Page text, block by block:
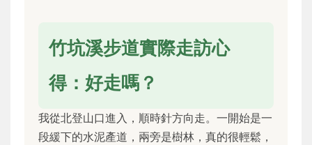
竹坑溪步道實際走訪心
得：好走嗎？
我從北登山口進入，順時針方向走。一開始是一
段緩下的水泥產道，兩旁是樹林，真的很輕鬆，